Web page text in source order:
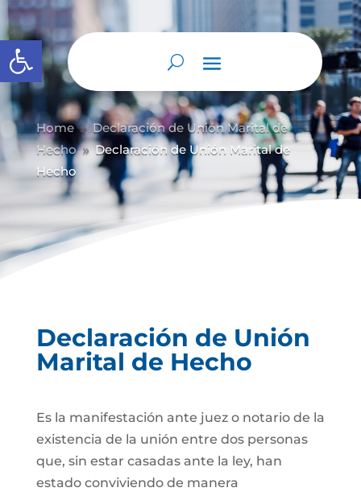
Abrir barra de herramientas
Home 9 Declaración de Unión Marital de
Hecho 9 Declaración de Unión Marital de
Hecho
Declaración de Unión
Marital de Hecho
Es la manifestación ante juez o notario de la
existencia de la unión entre dos personas
que, sin estar casadas ante la ley, han
estado conviviendo de manera